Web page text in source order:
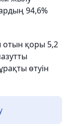
94,6%
отын қоры 5,2
өтуін